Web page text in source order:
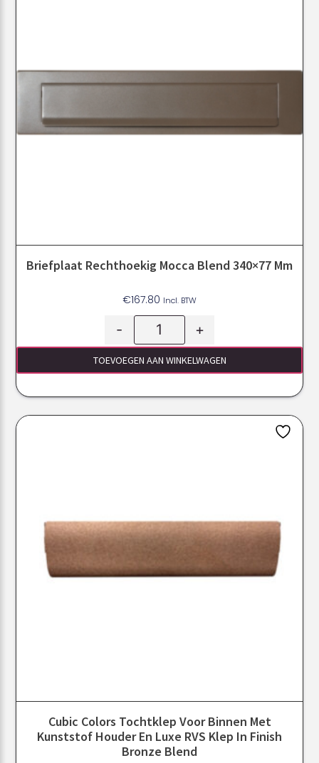
Briefplaat Rechthoekig Mocca Blend 340×77 Mm
€167.80 Incl. BTW
- +
TOEVOEGEN AAN WINKELWAGEN
Cubic Colors Tochtklep Voor Binnen Met
Kunststof Houder En Luxe RVS Klep In Finish
Bronze Blend